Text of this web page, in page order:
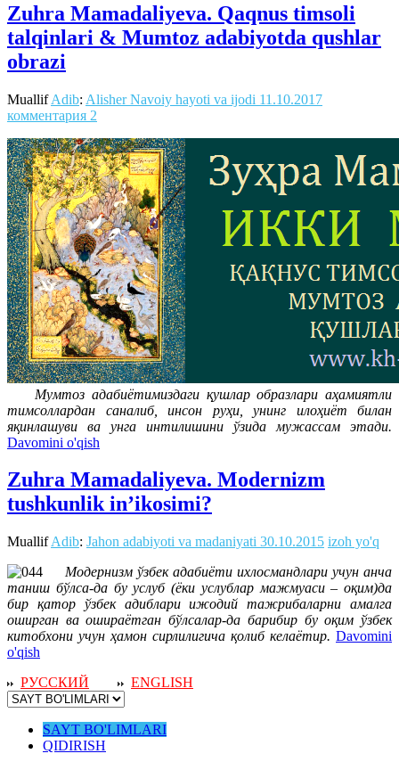
Zuhra Mamadaliyeva. Qaqnus timsoli
talqinlari & Mumtoz adabiyotda qushlar
obrazi
MuallifAdib: Alisher Navoiy hayoti va ijodi 11.10.2017
комментария 2
Мумтоз адабиётимиздаги қушлар образлари аҳамиятли
тимсоллардан саналиб, инсон руҳи, унинг илоҳиёт билан
яқинлашуви ва унга интилишини ўзида мужассам этади.
Davomini o'qish
Zuhra Mamadaliyeva. Modernizm
tushkunlik in’ikosimi?
MuallifAdib: Jahon adabiyoti va madaniyati 30.10.2015 izoh yo'q
Модернизм ўзбек адабиёти ихлосмандлари учун анча
таниш бўлса-да бу услуб (ёки услублар мажмуаси – оқим)да
бир қатор ўзбек адиблари ижодий тажрибаларни амалга
оширган ва ошираётган бўлсалар-да барибир бу оқим ўзбек
китобхони учун ҳамон сирлилигича қолиб келаётир. Davomini
o'qish
РУССКИЙ
ENGLISH
SAYT BO'LIMLARI
QIDIRISH